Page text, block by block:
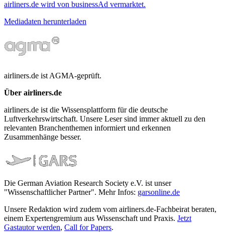
airliners.de wird von businessAd vermarktet.
Mediadaten herunterladen
airliners.de ist AGMA-geprüft.
Über airliners.de
airliners.de ist die Wissensplattform für die deutsche
Luftverkehrswirtschaft. Unsere Leser sind immer aktuell zu den
relevanten Branchenthemen informiert und erkennen
Zusammenhänge besser.
Die German Aviation Research Society e.V. ist unser
"Wissenschaftlicher Partner". Mehr Infos: garsonline.de
Unsere Redaktion wird zudem vom airliners.de-Fachbeirat beraten,
einem Expertengremium aus Wissenschaft und Praxis. Jetzt
Gastautor werden, Call for Papers.